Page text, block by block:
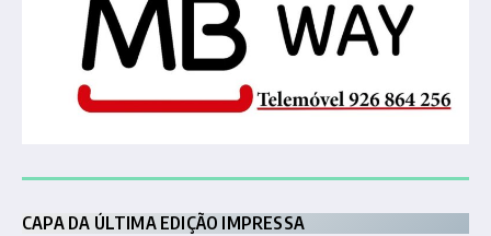
CAPA DA ÚLTIMA EDIÇÃO IMPRESSA